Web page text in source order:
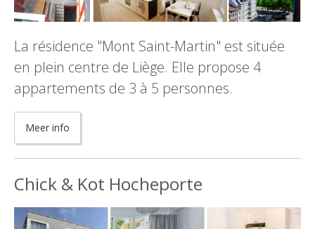
La résidence "Mont Saint-Martin" est située
en plein centre de Liège. Elle propose 4
appartements de 3 à 5 personnes.
Meer info
Chick & Kot Hocheporte